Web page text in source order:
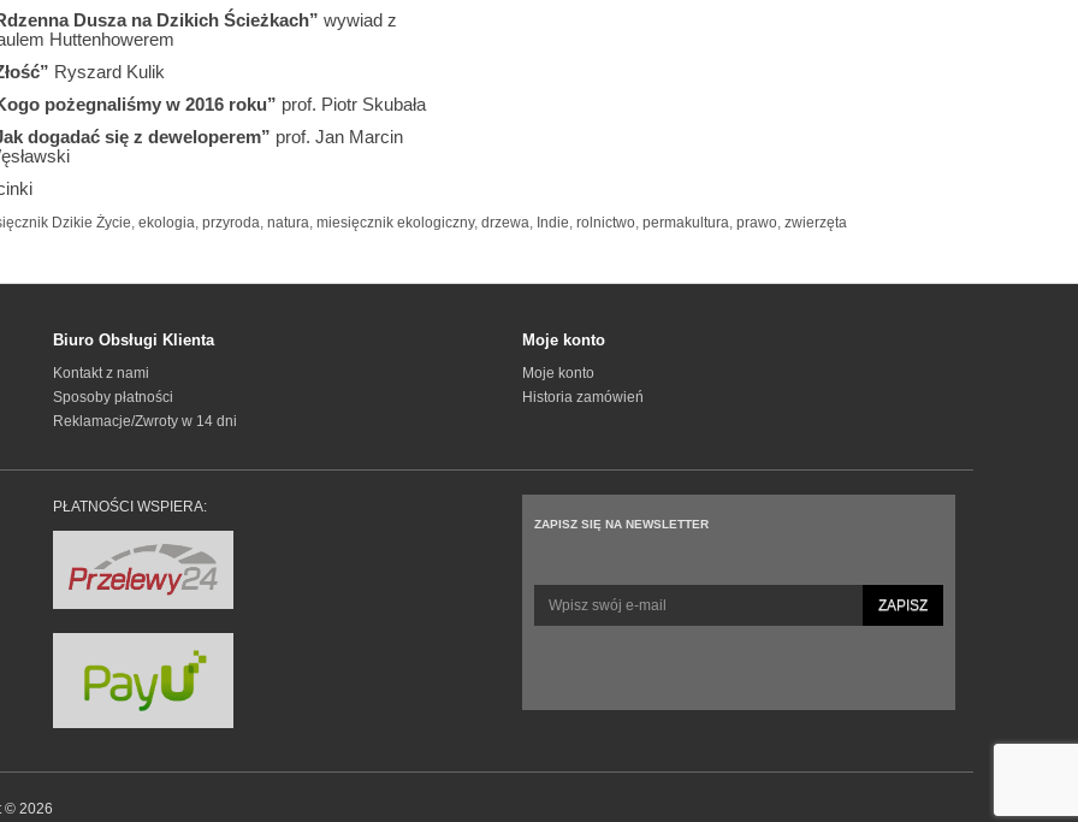
Dusza na Dzikich Ścieżkach” wywiad z
Huttenhowerem
Ryszard Kulik
pożegnaliśmy w 2016 roku” prof. Piotr Skubała
dogadać się z deweloperem” prof. Jan Marcin
Dzikie Życie, ekologia, przyroda, natura, miesięcznik ekologiczny, drzewa, Indie, rolnictwo, permakultura, prawo, zwierzęta
Biuro Obsługi Klienta
Kontakt z nami
Sposoby płatności
Reklamacje/Zwroty w 14 dni
Moje konto
Moje konto
Historia zamówień
PŁATNOŚCI WSPIERA:
ZAPISZ SIĘ NA NEWSLETTER
ZAPISZ
© 2026